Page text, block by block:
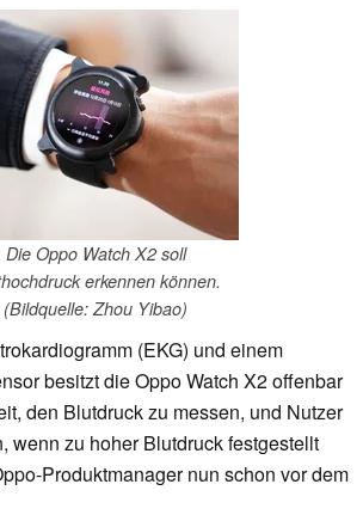
Die Oppo Watch X2 soll
erkennen können.
(Bildquelle: Zhou Yibao)
(EKG) und einem
besitzt die Oppo Watch X2 offenbar
den Blutdruck zu messen, und Nutzer
wenn zu hoher Blutdruck festgestellt
Produktmanager nun schon vor dem